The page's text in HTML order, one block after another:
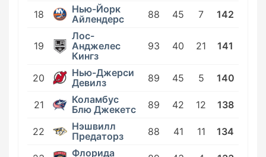
18
Нью-Йорк
Айлендерс
88 45 7 142
19
Лос-
Анджелес
Кингз
93 40 21 141
20
Нью-Джерси
Девилз
89 45 5 140
21
Коламбус
Блю Джекетс
89 42 12 138
22
Нэшвилл
Предаторз
88 41 11 134
Флорида